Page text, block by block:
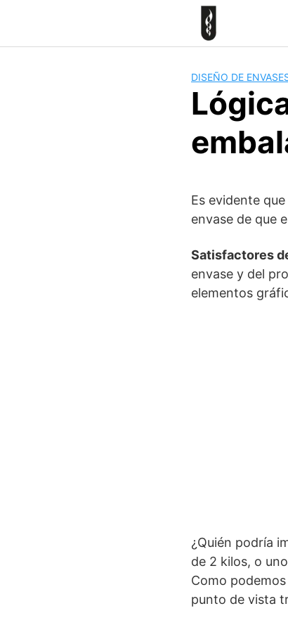
DISEÑO DE
Es evidente
envase de que
Satisfactores
envase y del
elementos
¿Quién podría
de 2 kilos, o
Como
punto de vista